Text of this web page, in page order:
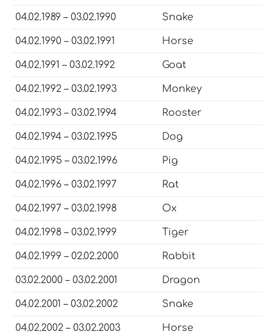
04.02.1989 – 03.02.1990 Snake
04.02.1990 – 03.02.1991 Horse
04.02.1991 – 03.02.1992 Goat
04.02.1992 – 03.02.1993 Monkey
04.02.1993 – 03.02.1994 Rooster
04.02.1994 – 03.02.1995 Dog
04.02.1995 – 03.02.1996 Pig
04.02.1996 – 03.02.1997 Rat
04.02.1997 – 03.02.1998 Ox
04.02.1998 – 03.02.1999 Tiger
04.02.1999 – 02.02.2000 Rabbit
03.02.2000 – 03.02.2001 Dragon
04.02.2001 – 03.02.2002 Snake
04.02.2002 – 03.02.2003 Horse